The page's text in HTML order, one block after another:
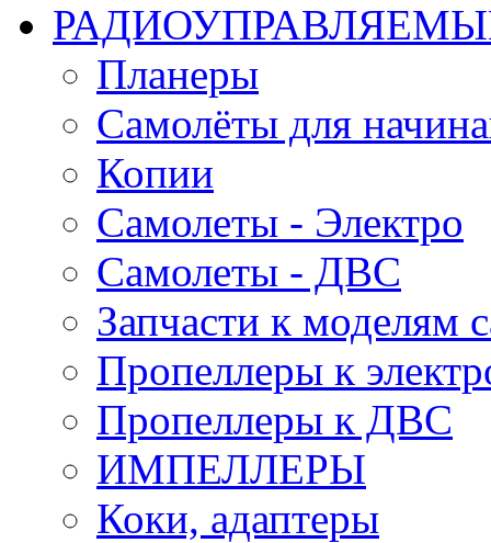
Планеры
Самолёты для
Копии
Самолеты - Электро
Самолеты - ДВС
Запчасти к моделям
Пропеллеры к
Пропеллеры к ДВС
ИМПЕЛЛЕРЫ
Коки, адаптеры